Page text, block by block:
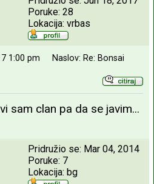
Poruke: 28
Lokacija: vrbas
1:00 pm
Naslov: Re: Bonsai
sam clan pa da se javim...
Pridružio se: Mar 04, 2014
Poruke: 7
Lokacija: bg